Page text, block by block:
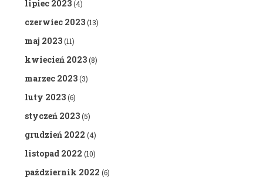
lipiec 2023(4)
czerwiec 2023(13)
maj 2023(11)
kwiecień 2023(8)
marzec 2023(3)
luty 2023(6)
styczeń 2023(5)
grudzień 2022 (4)
listopad 2022 (10)
październik 2022 (6)